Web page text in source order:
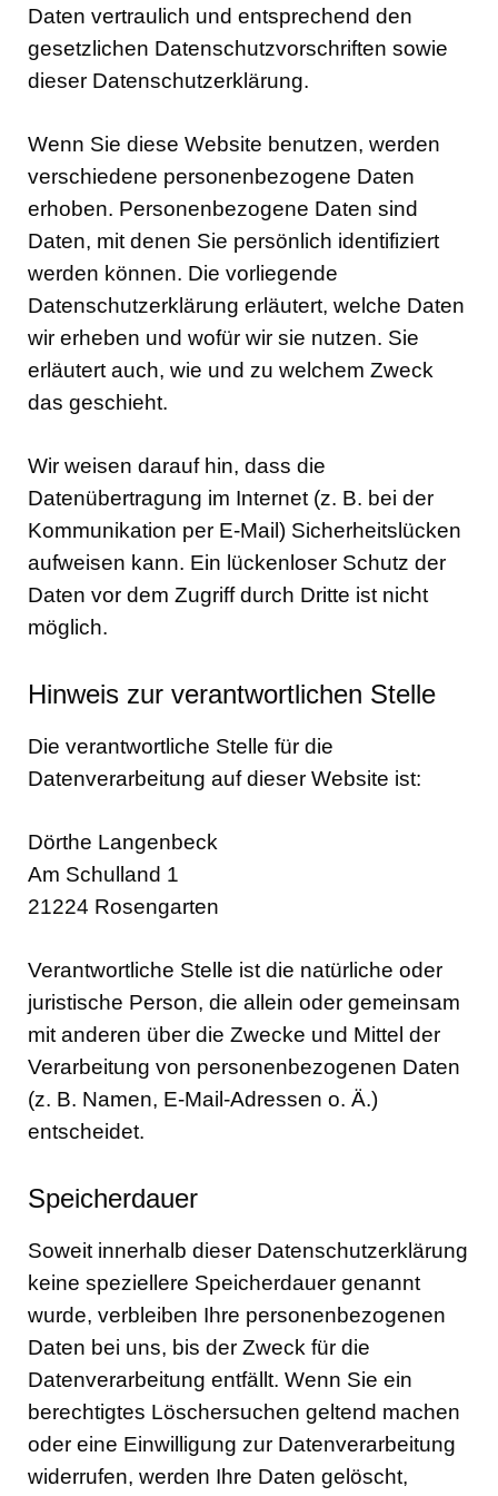
Daten vertraulich und entsprechend den
gesetzlichen Datenschutzvorschriften sowie
dieser Datenschutzerklärung.
Wenn Sie diese Website benutzen, werden
verschiedene personenbezogene Daten
erhoben. Personenbezogene Daten sind
Daten, mit denen Sie persönlich identifiziert
werden können. Die vorliegende
Datenschutzerklärung erläutert, welche Daten
wir erheben und wofür wir sie nutzen. Sie
erläutert auch, wie und zu welchem Zweck
das geschieht.
Wir weisen darauf hin, dass die
Datenübertragung im Internet (z. B. bei der
Kommunikation per E-Mail) Sicherheitslücken
aufweisen kann. Ein lückenloser Schutz der
Daten vor dem Zugriff durch Dritte ist nicht
möglich.
Hinweis zur verantwortlichen Stelle
Die verantwortliche Stelle für die
Datenverarbeitung auf dieser Website ist:
Dörthe Langenbeck
Am Schulland 1
21224 Rosengarten
Verantwortliche Stelle ist die natürliche oder
juristische Person, die allein oder gemeinsam
mit anderen über die Zwecke und Mittel der
Verarbeitung von personenbezogenen Daten
(z. B. Namen, E-Mail-Adressen o. Ä.)
entscheidet.
Speicherdauer
Soweit innerhalb dieser Datenschutzerklärung
keine speziellere Speicherdauer genannt
wurde, verbleiben Ihre personenbezogenen
Daten bei uns, bis der Zweck für die
Datenverarbeitung entfällt. Wenn Sie ein
berechtigtes Löschersuchen geltend machen
oder eine Einwilligung zur Datenverarbeitung
widerrufen, werden Ihre Daten gelöscht,